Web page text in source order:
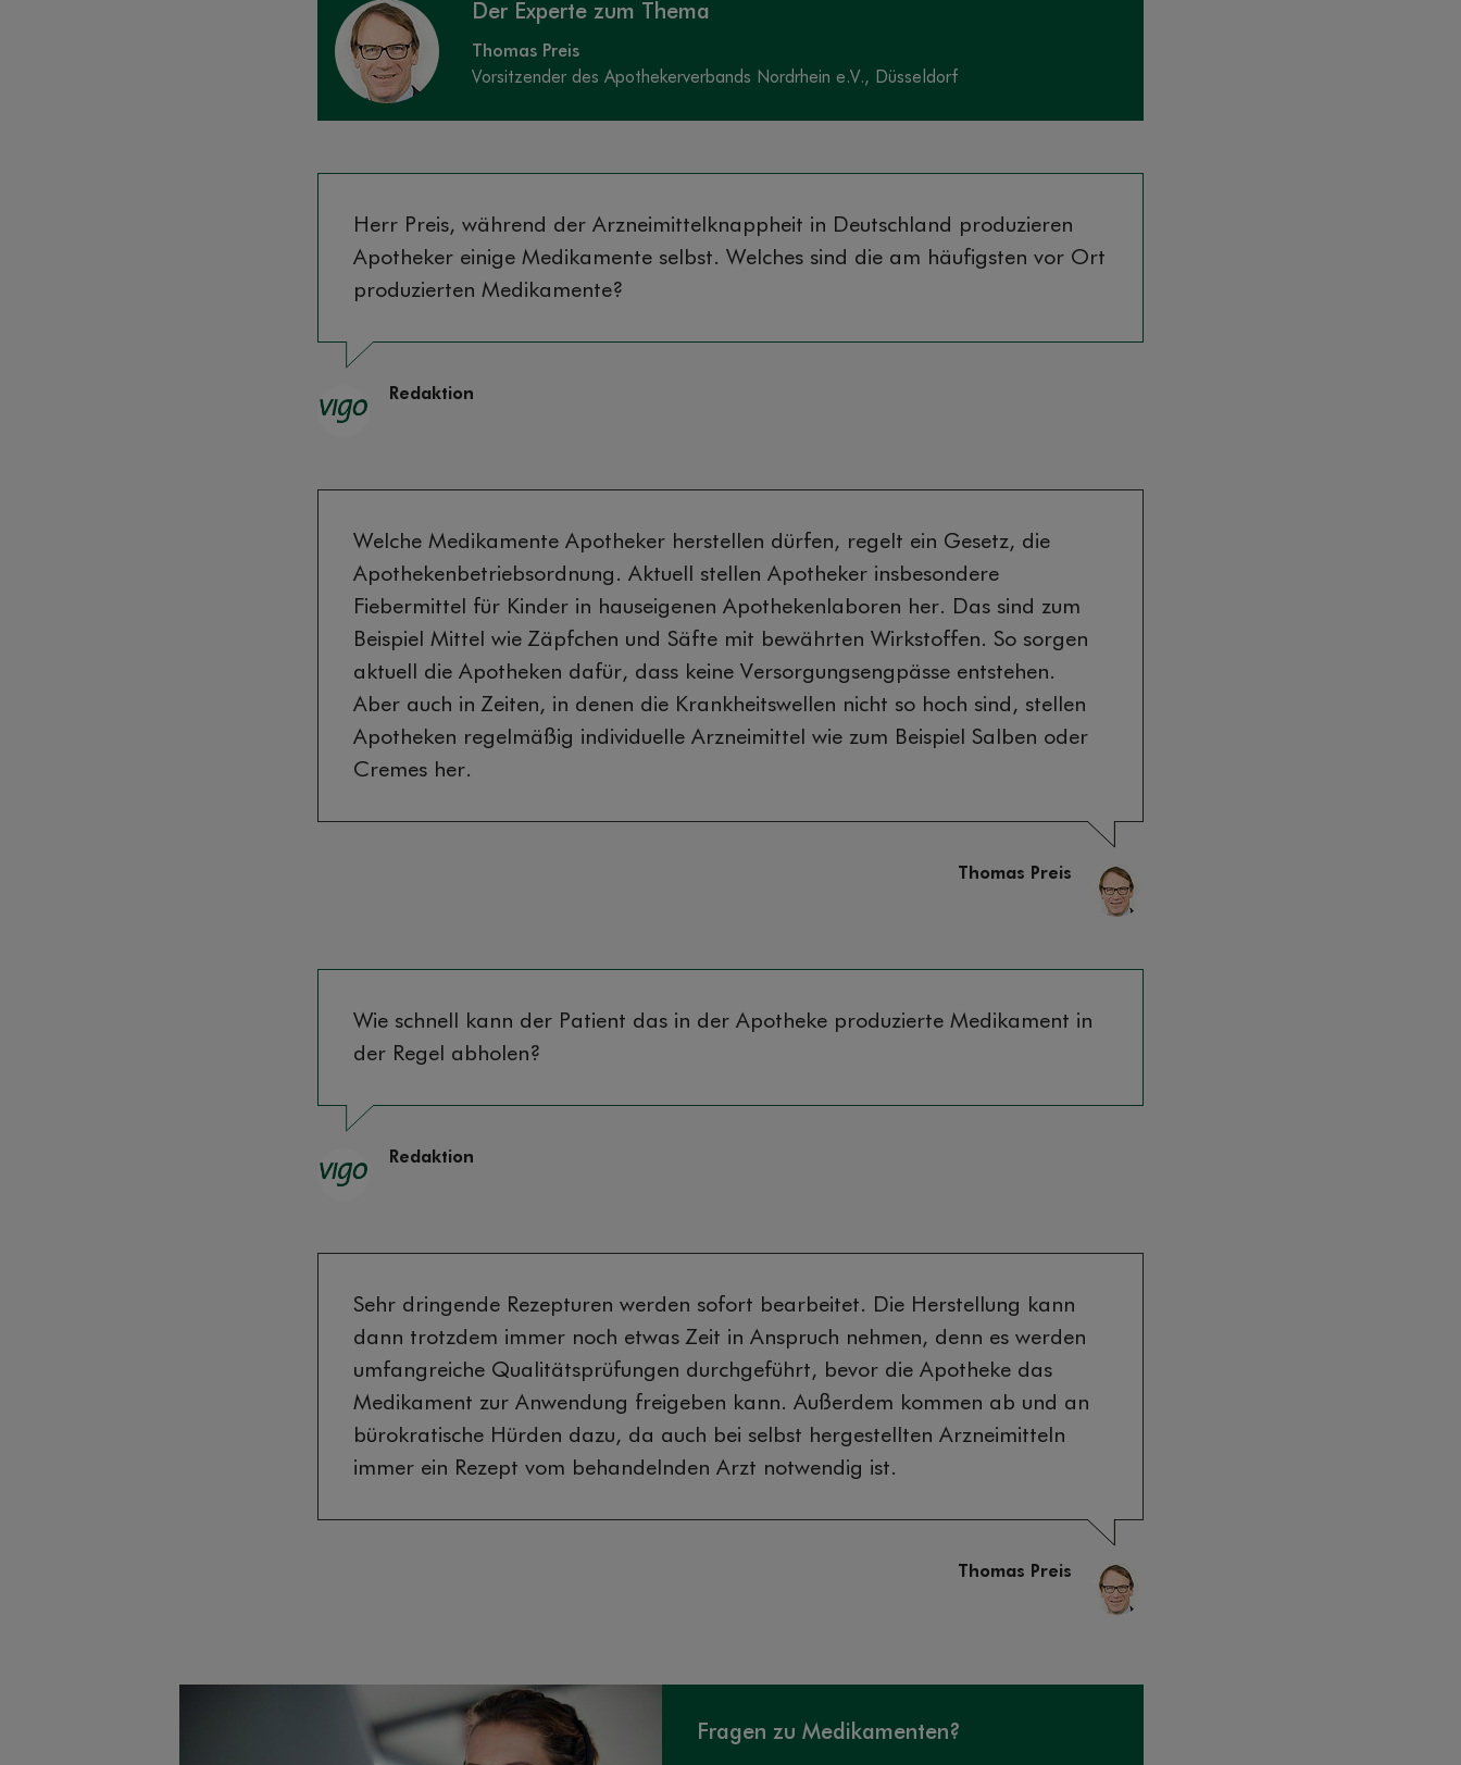
Der Experte zum Thema
Thomas Preis
Vorsitzender des Apothekerverbands Nordrhein e.V., Düsseldorf
Herr Preis, während der Arzneimittelknappheit in Deutschland produzieren
Apotheker einige Medikamente selbst. Welches sind die am häufigsten vor Ort
produzierten Medikamente?
Redaktion
Welche Medikamente Apotheker herstellen dürfen, regelt ein Gesetz, die
Apothekenbetriebsordnung. Aktuell stellen Apotheker insbesondere
Fiebermittel für Kinder in hauseigenen Apothekenlaboren her. Das sind zum
Beispiel Mittel wie Zäpfchen und Säfte mit bewährten Wirkstoffen. So sorgen
aktuell die Apotheken dafür, dass keine Versorgungsengpässe entstehen.
Aber auch in Zeiten, in denen die Krankheitswellen nicht so hoch sind, stellen
Apotheken regelmäßig individuelle Arzneimittel wie zum Beispiel Salben oder
Cremes her.
Thomas Preis
Wie schnell kann der Patient das in der Apotheke produzierte Medikament in
der Regel abholen?
Redaktion
Sehr dringende Rezepturen werden sofort bearbeitet. Die Herstellung kann
dann trotzdem immer noch etwas Zeit in Anspruch nehmen, denn es werden
umfangreiche Qualitätsprüfungen durchgeführt, bevor die Apotheke das
Medikament zur Anwendung freigeben kann. Außerdem kommen ab und an
bürokratische Hürden dazu, da auch bei selbst hergestellten Arzneimitteln
immer ein Rezept vom behandelnden Arzt notwendig ist.
Thomas Preis
Fragen zu Medikamenten?